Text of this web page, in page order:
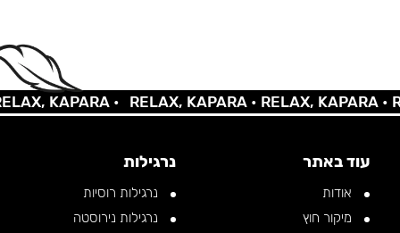
KAPARA • RELAX, KAPARA •RELAX, KAPARA •
עוד באתר
אודות
מיקור חוץ
נרגילות
נרגילות רוסיות
נרגילות נירוסטה